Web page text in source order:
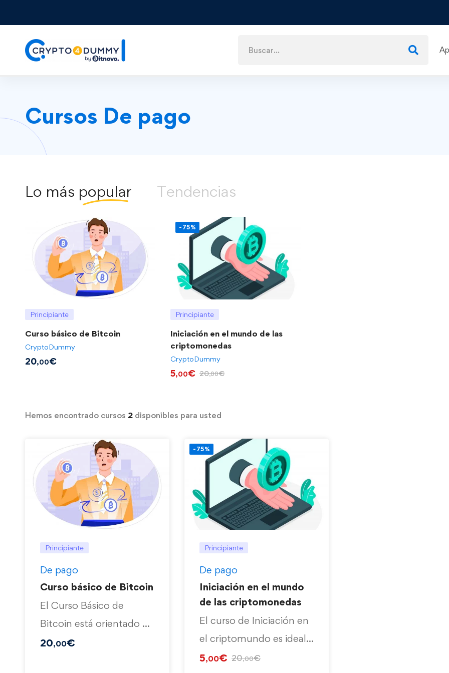
Cursos De pago
Lo más popular Tendencias
Principiante
Curso básico de Bitcoin
CryptoDummy
20,00€
-75%
Principiante
Iniciación en el mundo de las
criptomonedas
CryptoDummy
5,00€ 20,00€
Hemos encontrado cursos 2 disponibles para usted
Principiante
De pago
Curso básico de Bitcoin
El Curso Básico de
Bitcoin está orientado a
los nuevos …
20,00€
-75%
Principiante
De pago
Iniciación en el mundo
de las criptomonedas
El curso de Iniciación en
el criptomundo es ideal
para …
5,00€ 20,00€